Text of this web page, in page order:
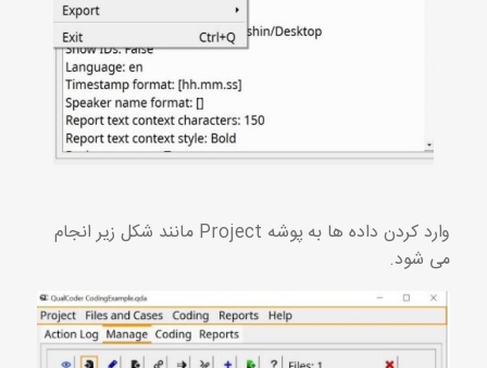
وارد کردن داده ها به پوشه Project مانند شکل زیر انجام
می شود.